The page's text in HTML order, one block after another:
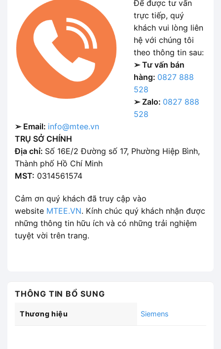
Để được tư vấn
trực tiếp, quý
khách vui lòng liên
hệ với chúng tôi
theo thông tin sau:
➢ Tư vấn bán
hàng: 0827 888
528
➢ Zalo: 0827 888
528
➢ Email: info@mtee.vn
TRỤ SỞ CHÍNH
Địa chỉ: Số 16E/2 Đường số 17, Phường Hiệp Bình,
Thành phố Hồ Chí Minh
MST: 0314561574
Cảm ơn quý khách đã truy cập vào
website MTEE.VN. Kính chúc quý khách nhận được
những thông tin hữu ích và có những trải nghiệm
tuyệt vời trên trang.
THÔNG TIN BỔ SUNG
Thương hiệu Siemens